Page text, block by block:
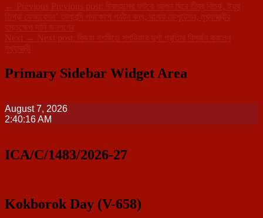
← Previous Previous post:
নীরমহলের ফটকে আগুন ঘিরে তীব্র বিতর্ক, ইয়ুথ
তিপ্রা ফেডারেশন’ তালাবন্দি পদক্ষেপে পর্যটন বন্ধ, থানায় ডেপুটেশন, মুখ্যমন্ত্রীর
হস্তক্ষেপ দাবি জনগণের
Next → Next post:
বিজয়া দশমীতে সপরিবারে দুর্গা প্রতিমা বিসর্জন করলেন
মুখ্যমন্ত্রী
Primary Sidebar Widget Area
August 7, 2026
2:40:17 AM
ICA/C/1483/2026-27
Kokborok Day (V-658)